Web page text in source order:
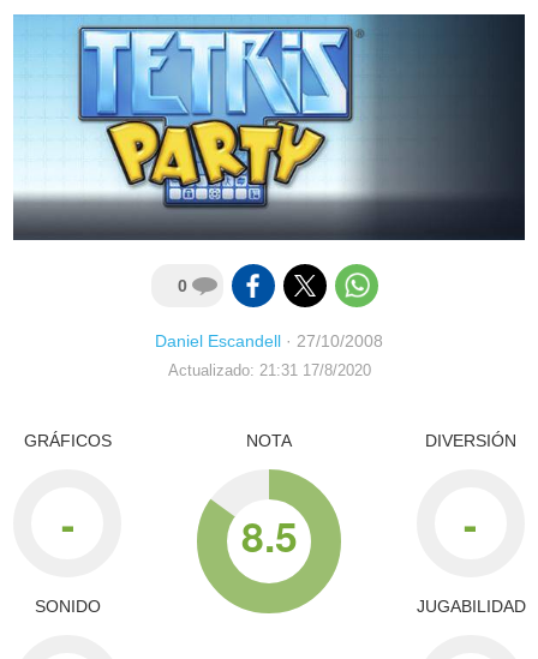
0
Daniel Escandell · 27/10/2008
Actualizado: 21:31 17/8/2020
GRÁFICOS
-
SONIDO
NOTA
8.5
DIVERSIÓN
-
JUGABILIDAD